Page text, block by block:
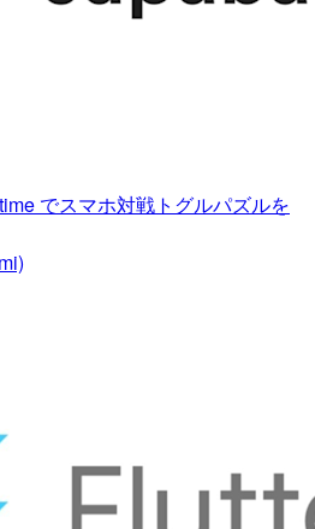
でスマホ対戦トグルパズルを